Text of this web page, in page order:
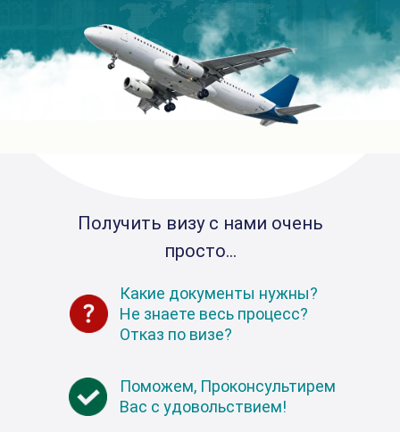
Получить визу с нами очень
просто...
Какие документы нужны?
Не знаете весь процесс?
Отказ по визе?
Поможем, Проконсультирем
Вас с удовольствием!